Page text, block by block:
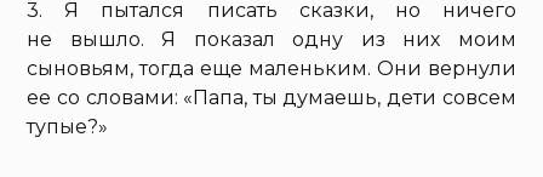
3. Я пытался писать сказки, но ничего
не вышло. Я показал одну из них моим
сыновьям, тогда еще маленьким. Они вернули
ее со словами: «Папа, ты думаешь, дети совсем
тупые?»